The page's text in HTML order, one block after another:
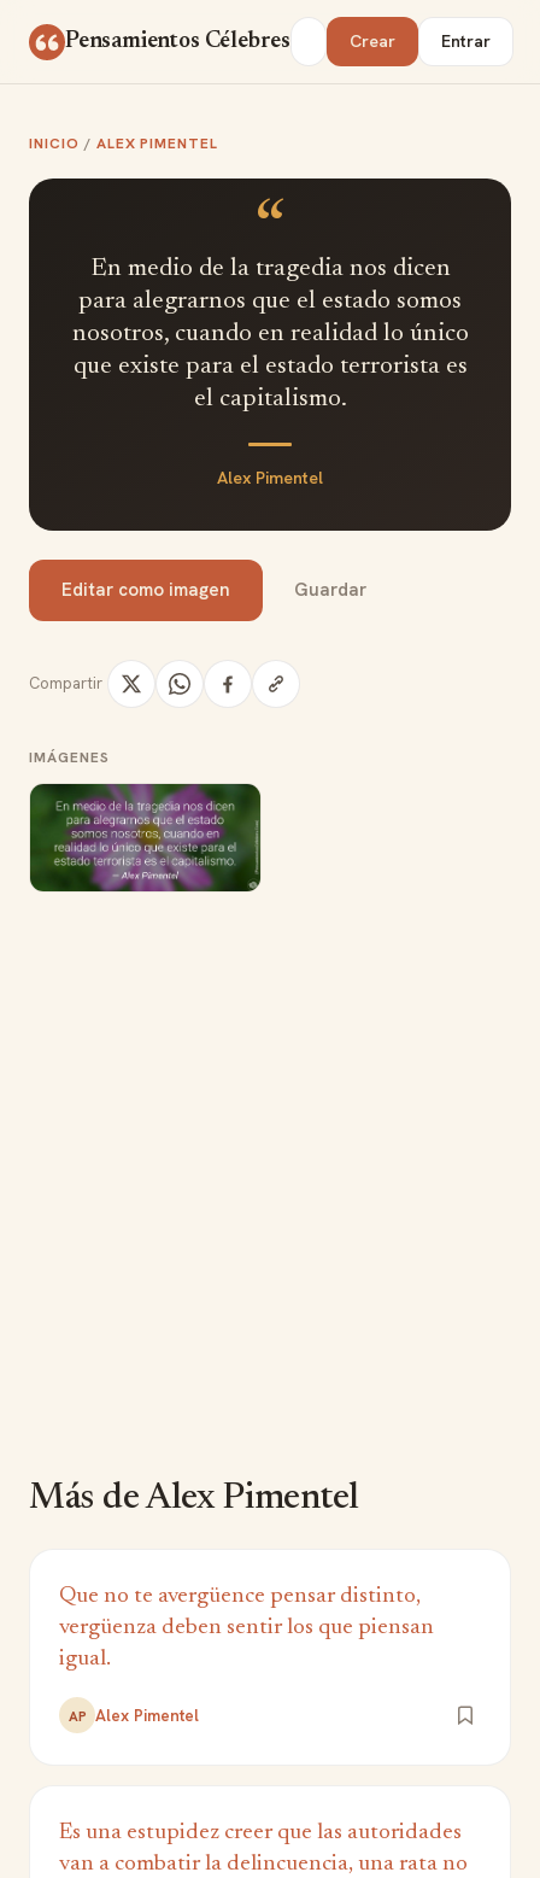
Pensamientos Célebres Buscar Crear Entrar
INICIO / ALEX PIMENTEL
“
En medio de la tragedia nos dicen
para alegrarnos que el estado somos
nosotros, cuando en realidad lo único
que existe para el estado terrorista es
el capitalismo.
Alex Pimentel
Editar como imagen Guardar
Compartir
IMÁGENES
Más de Alex Pimentel
Que no te avergüence pensar distinto,
vergüenza deben sentir los que piensan
igual.
AP Alex Pimentel
Es una estupidez creer que las autoridades
van a combatir la delincuencia, una rata no